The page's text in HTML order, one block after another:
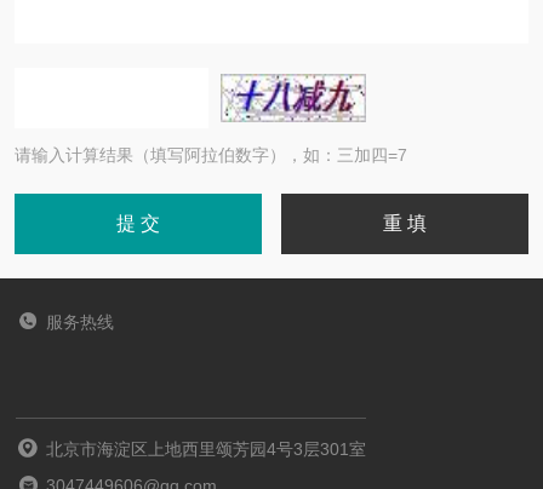
请输入计算结果（填写阿拉伯数字），如：三加四=7
服务热线
北京市海淀区上地西里颂芳园4号3层301室